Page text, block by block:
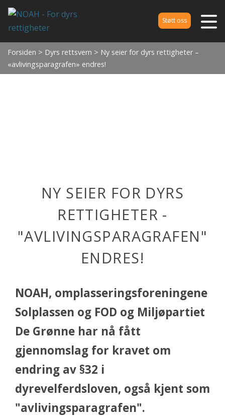
Støtt oss
Forsiden > Dyrs rettsvern > Ny seier for dyrs rettigheter –
«avlivingsparagrafen» endres!
NY SEIER FOR DYRS
RETTIGHETER -
"AVLIVINGSPARAGRAFEN"
ENDRES!
NOAH, omplasseringsforeningene
Solplassen og FOD og Miljøpartiet
De Grønne har nå fått
gjennomslag for kravet om
endring av §32 i
dyrevelferdsloven, også kjent som
"avlivingsparagrafen".